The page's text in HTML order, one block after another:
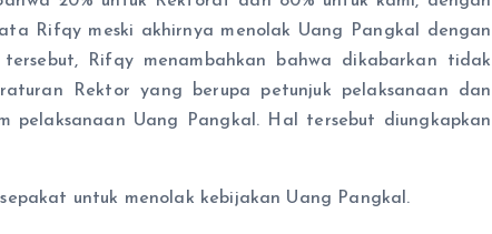
Rifqy meski akhirnya menolak Uang Pangkal dengan
Rifqy menambahkan bahwa dikabarkan tidak
Rektor yang berupa petunjuk pelaksanaan dan
pelaksanaan Uang Pangkal. Hal tersebut diungkapkan
untuk menolak kebijakan Uang Pangkal.